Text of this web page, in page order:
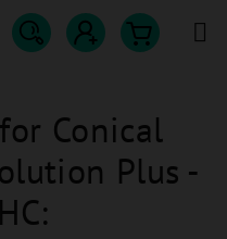
Hledat
košík
Conical
Plus -